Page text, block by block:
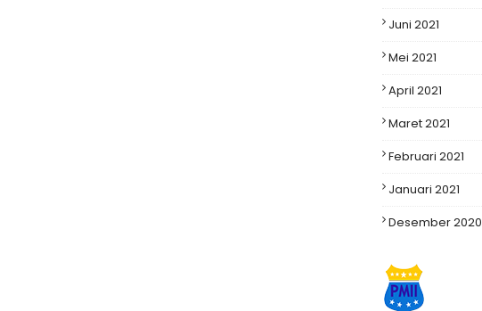
Juni 2021
Mei 2021
April 2021
Maret 2021
Februari 2021
Januari 2021
Desember 2020